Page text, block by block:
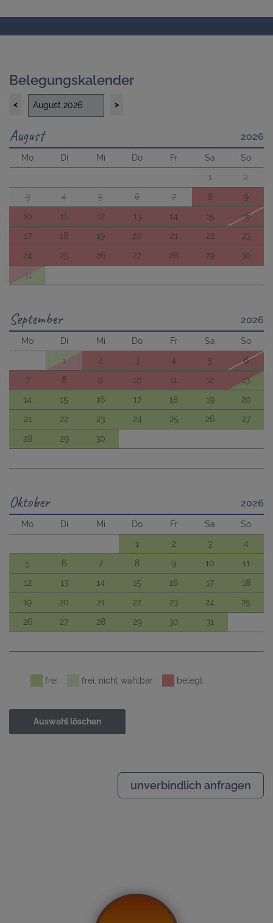
Belegungskalender
< >
August 2026
Mo Di Mi Do Fr Sa
So
1
2
3
4 5 6 7 8
9
10
11 12 13 14 15
16
17
18 19 20 21 22
23
24
25 26 27 28 29
30
31
September 2026
Mo Di Mi Do Fr Sa
So
1
2 3 4 5
6
7
8 9 10 11 12
13
14
15 16 17 18 19
20
21
22 23 24 25 26
27
28
29 30
Oktober 2026
Mo Di Mi Do Fr Sa
So
1
2 3
4
5
6 7 8 9 10
11
12
13 14 15 16 17
18
19
20 21 22 23 24
25
26
27 28 29 30 31
frei frei, nicht wählbar belegt
Auswahl löschen
unverbindlich anfragen